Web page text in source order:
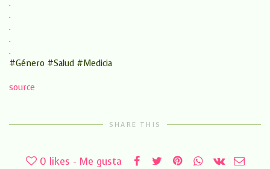
.
.
.
.
.
#Género #Salud #Medicia
source
SHARE THIS
0 likes - Me gusta